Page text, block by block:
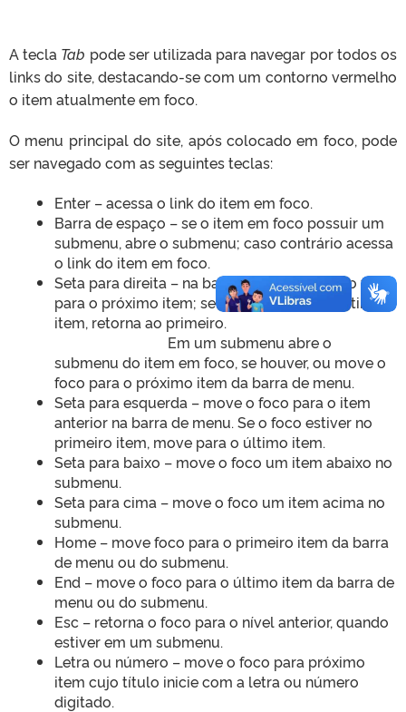
A tecla Tab pode ser utilizada para navegar por todos os
links do site, destacando-se com um contorno vermelho
o item atualmente em foco.
O menu principal do site, após colocado em foco, pode
ser navegado com as seguintes teclas:
Enter – acessa o link do item em foco.
Barra de espaço – se o item em foco possuir um
submenu, abre o submenu; caso contrário acessa
o link do item em foco.
Seta para direita – na barra de menu move o foco
para o próximo item; se o foco estiver no último
item, retorna ao primeiro.
Em um submenu abre o
submenu do item em foco, se houver, ou move o
foco para o próximo item da barra de menu.
Seta para esquerda – move o foco para o item
anterior na barra de menu. Se o foco estiver no
primeiro item, move para o último item.
Seta para baixo – move o foco um item abaixo no
submenu.
Seta para cima – move o foco um item acima no
submenu.
Home – move foco para o primeiro item da barra
de menu ou do submenu.
End – move o foco para o último item da barra de
menu ou do submenu.
Esc – retorna o foco para o nível anterior, quando
estiver em um submenu.
Letra ou número – move o foco para próximo
item cujo título inicie com a letra ou número
digitado.